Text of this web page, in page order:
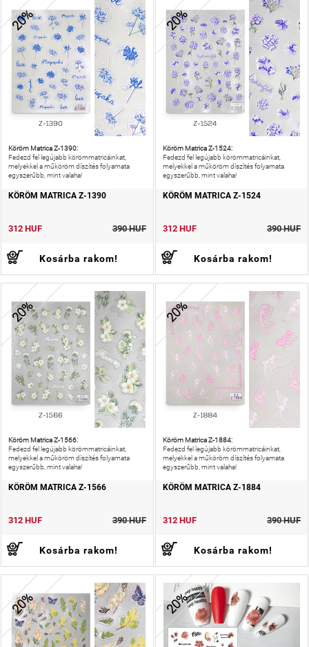
20%
Köröm Matrica Z-1390:
Fedezd fel legújabb körömmatricáinkat,
melyekkel a műköröm díszítés folyamata
egyszerűbb, mint valaha!
KÖRÖM MATRICA Z-1390
312 HUF 390 HUF
Kosárba rakom!
20%
Köröm Matrica Z-1524:
Fedezd fel legújabb körömmatricáinkat,
melyekkel a műköröm díszítés folyamata
egyszerűbb, mint valaha!
KÖRÖM MATRICA Z-1524
312 HUF 390 HUF
Kosárba rakom!
20%
Köröm Matrica Z-1566:
Fedezd fel legújabb körömmatricáinkat,
melyekkel a műköröm díszítés folyamata
egyszerűbb, mint valaha!
KÖRÖM MATRICA Z-1566
312 HUF 390 HUF
Kosárba rakom!
20%
Köröm Matrica Z-1884:
Fedezd fel legújabb körömmatricáinkat,
melyekkel a műköröm díszítés folyamata
egyszerűbb, mint valaha!
KÖRÖM MATRICA Z-1884
312 HUF 390 HUF
Kosárba rakom!
20% 20%